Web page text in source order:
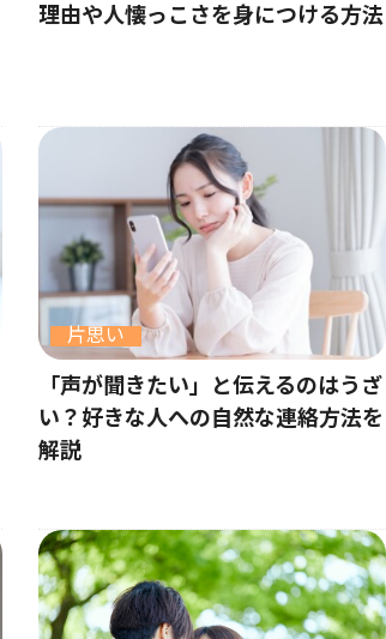
理由や人懐っこさを身につける方法
片思い
「声が聞きたい」と伝えるのはうざ
い？好きな人への自然な連絡方法を
解説